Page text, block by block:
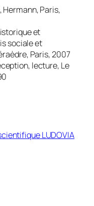
, Hermann, Paris,
et
sociale et
Paris, 2007
lecture, Le
LUDOVIA